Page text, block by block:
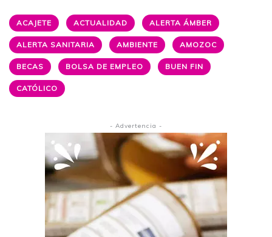
ACAJETE ACTUALIDAD ALERTA ÁMBER
ALERTA SANITARIA AMBIENTE AMOZOC
BECAS BOLSA DE EMPLEO BUEN FIN
CATÓLICO
- Advertencia -